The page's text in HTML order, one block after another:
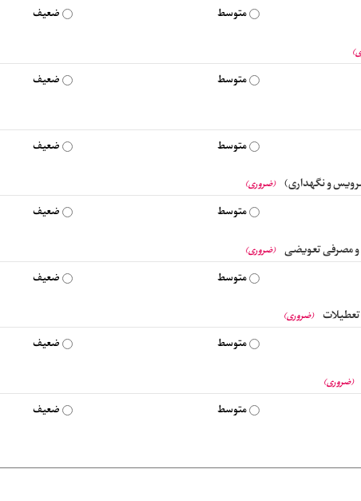
متوسط ضعیف
متوسط ضعیف
متوسط ضعیف
و نگهداری) (ضروری)
متوسط ضعیف
و مصرفی تعویضی (ضروری)
متوسط ضعیف
تعطیلات (ضروری)
متوسط ضعیف
(ضروری)
متوسط ضعیف